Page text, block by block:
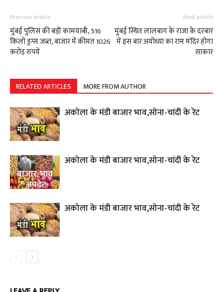
Previous article
मुंबई पुलिस की बड़ी कामयाबी, 516
किलो ड्रग्स जब्त, बाजार में कीमत 1026
करोड़ रुपये
Next article
मुंबई स्थित लालबाग के राजा के दरबार
में इस बार अयोध्या का राम मंदिर होगा
साकार
RELATED ARTICLES MORE FROM AUTHOR
अकोला के मंडी बाजार भाव,सोना-चांदी के रेट
अकोला के मंडी बाजार भाव,सोना-चांदी के रेट
अकोला के मंडी बाजार भाव,सोना-चांदी के रेट